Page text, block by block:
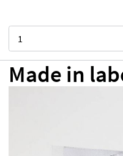
Made in